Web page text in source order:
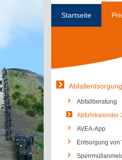
Startseite
Abfallberatung
Abfuhrkalender
AVEA-App
Entsorgung von